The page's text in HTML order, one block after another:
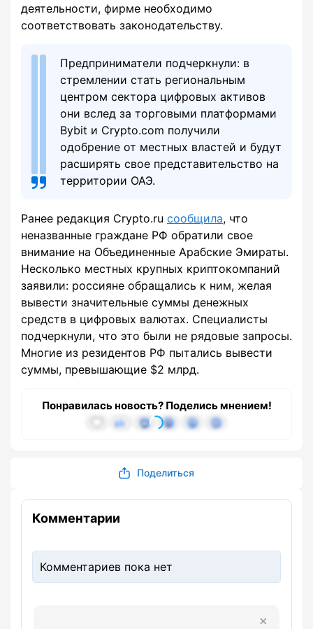
деятельности, фирме необходимо
соответствовать законодательству.
Предприниматели подчеркнули: в
стремлении стать региональным
центром сектора цифровых активов
они вслед за торговыми платформами
Bybit и Crypto.com получили
одобрение от местных властей и будут
расширять свое представительство на
территории ОАЭ.
Ранее редакция Crypto.ru сообщила, что
неназванные граждане РФ обратили свое
внимание на Объединенные Арабские Эмираты.
Несколько местных крупных криптокомпаний
заявили: россияне обращались к ним, желая
вывести значительные суммы денежных
средств в цифровых валютах. Специалисты
подчеркнули, что это были не рядовые запросы.
Многие из резидентов РФ пытались вывести
суммы, превышающие $2 млрд.
Понравилась новость? Поделись мнением!
Поделиться
Комментарии
Комментариев пока нет